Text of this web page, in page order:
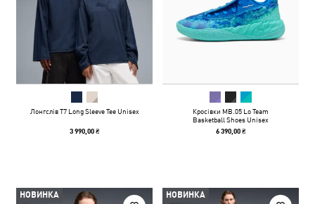
Лонгслів T7 Long Sleeve Tee Unisex
3 990,00 ₴
Кросівки MB.05 Lo Team
Basketball Shoes Unisex
6 390,00 ₴
НОВИНКА НОВИНКА